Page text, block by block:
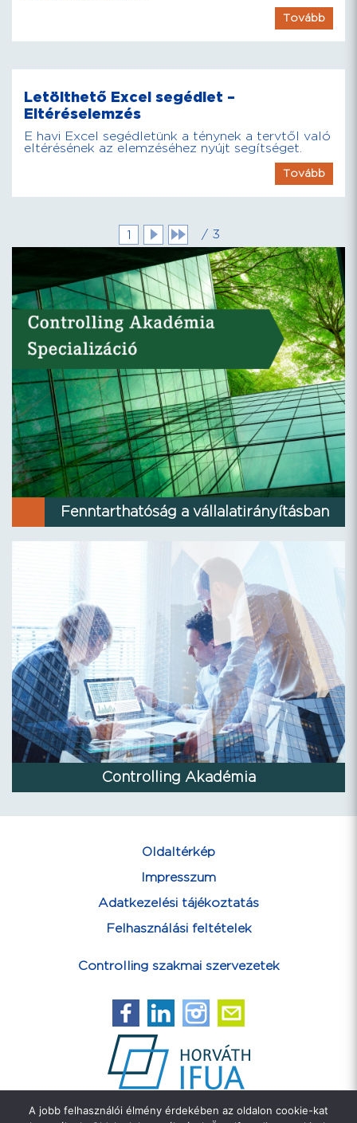
Tovább
Letölthető Excel segédlet –
Eltéréselemzés
E havi Excel segédletünk a ténynek a tervtől való
eltérésének az elemzéséhez nyújt segítséget.
Tovább
1 / 3
Fenntarthatóság a vállalatirányításban
Controlling Akadémia
Oldaltérkép
Impresszum
Adatkezelési tájékoztatás
Felhasználási feltételek
Controlling szakmai szervezetek
Feliratkozás hírlevélre
A jobb felhasználói élmény érdekében az oldalon cookie-kat